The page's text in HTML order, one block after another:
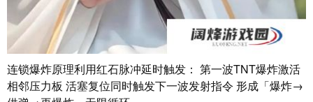
连锁爆炸原理利用红石脉冲延时触发： 第一波TNT爆炸激活
相邻压力板 活塞复位同时触发下一波发射指令 形成「爆炸→